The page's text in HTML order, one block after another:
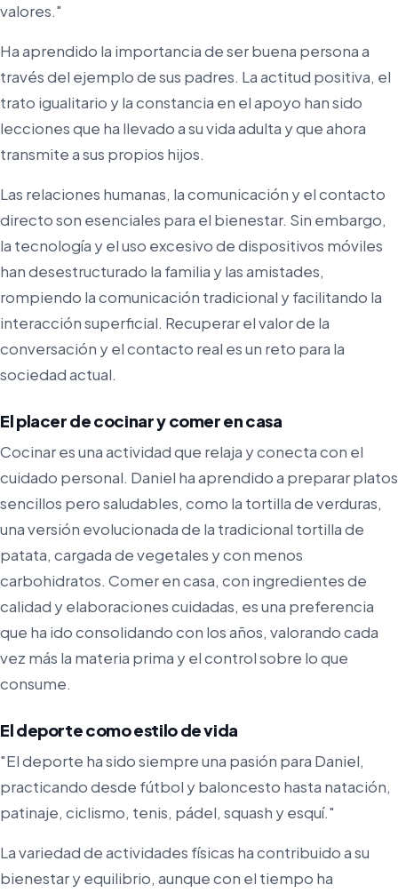
valores."
Ha aprendido la importancia de ser buena persona a
través del ejemplo de sus padres. La actitud positiva, el
trato igualitario y la constancia en el apoyo han sido
lecciones que ha llevado a su vida adulta y que ahora
transmite a sus propios hijos.
Las relaciones humanas, la comunicación y el contacto
directo son esenciales para el bienestar. Sin embargo,
la tecnología y el uso excesivo de dispositivos móviles
han desestructurado la familia y las amistades,
rompiendo la comunicación tradicional y facilitando la
interacción superficial. Recuperar el valor de la
conversación y el contacto real es un reto para la
sociedad actual.
El placer de cocinar y comer en casa
Cocinar es una actividad que relaja y conecta con el
cuidado personal. Daniel ha aprendido a preparar platos
sencillos pero saludables, como la tortilla de verduras,
una versión evolucionada de la tradicional tortilla de
patata, cargada de vegetales y con menos
carbohidratos. Comer en casa, con ingredientes de
calidad y elaboraciones cuidadas, es una preferencia
que ha ido consolidando con los años, valorando cada
vez más la materia prima y el control sobre lo que
consume.
El deporte como estilo de vida
"El deporte ha sido siempre una pasión para Daniel,
practicando desde fútbol y baloncesto hasta natación,
patinaje, ciclismo, tenis, pádel, squash y esquí."
La variedad de actividades físicas ha contribuido a su
bienestar y equilibrio, aunque con el tiempo ha